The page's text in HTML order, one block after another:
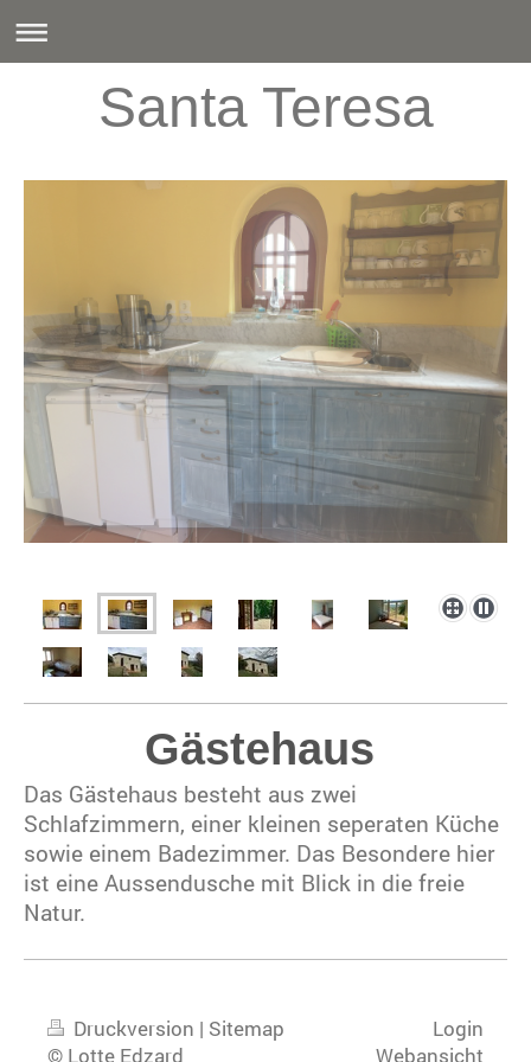
Santa Teresa
Gästehaus
Das Gästehaus besteht aus zwei
Schlafzimmern, einer kleinen seperaten Küche
sowie einem Badezimmer. Das Besondere hier
ist eine Aussendusche mit Blick in die freie
Natur.
Druckversion | Sitemap
© Lotte Edzard
Login
Webansicht